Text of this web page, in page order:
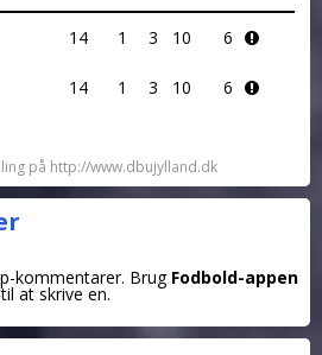
14 1 3 10 6
14 1 3 10 6
på http://www.dbujylland.dk
kommentarer. Brug Fodbold-appen
til at skrive en.